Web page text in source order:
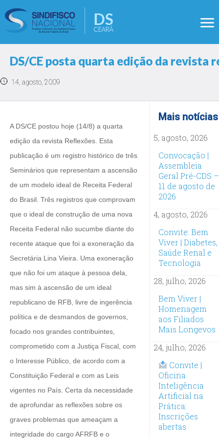
DS/CE posta quarta edição da revista
14, agosto, 2009
A DS/CE postou hoje (14/8) a quarta
edição da revista Reflexões. Esta
publicação é um registro histórico de três
Seminários que representam a ascensão
de um modelo ideal de Receita Federal
do Brasil. Três registros que comprovam
que o ideal de construção de uma nova
Receita Federal não sucumbe diante do
recente ataque que foi a exoneração da
Secretária Lina Vieira. Uma exoneração
que não foi um ataque à pessoa dela,
mas sim à ascensão de um ideal
republicano de RFB, livre de ingerência
política e de desmandos de governos,
focado nos grandes contribuintes,
comprometido com a Justiça Fiscal, com
o Interesse Público, de acordo com a
Constituição Federal e com as Leis
vigentes no País. Certa da necessidade
de aprofundar as reflexões sobre os
graves problemas que ameaçam a
integridade do cargo AFRFB e o
Mais notícias
5, agosto, 2026
Convocação |
Assembleia
Geral Pré-CDS –
11 de agosto de
2026
4, agosto, 2026
Convite: Bem
Viver | Diabetes,
Saúde Renal e
Tecnologia
28, julho, 2026
Bem Viver |
Homenagem
aos Filiados
Mais Longevos
24, julho, 2026
Convite |
Oficina
Inteligência
Artificial na
Prática:
Inscrições
abertas